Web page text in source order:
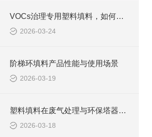
VOCs治理专用塑料填料，如何兼顾耐腐与抗堵双重需求
2026-03-24
阶梯环填料产品性能与使用场景
2026-03-19
塑料填料在废气处理与环保塔器中的应用
2026-03-18